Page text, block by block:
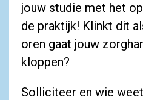
jouw studie met het
de praktijk! Klinkt dit
oren gaat jouw
kloppen?
Solliciteer en wie